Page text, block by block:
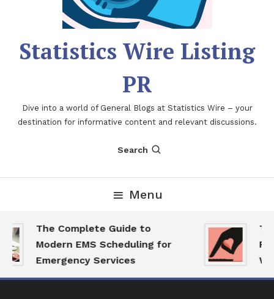
Statistics Wire Listing
PR
Dive into a world of General Blogs at Statistics Wire – your
destination for informative content and relevant discussions.
Search
Menu
The Complete Guide to
Modern EMS Scheduling for
Emergency Services